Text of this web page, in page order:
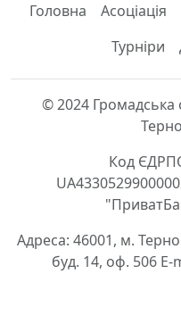
Головна Асоціація
Турніри
© 2024 Громадська
Код
Адреса: 46001, м.
буд. 14, оф. 506